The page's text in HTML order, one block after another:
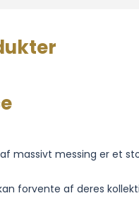
massivt messing er et
forvente af deres